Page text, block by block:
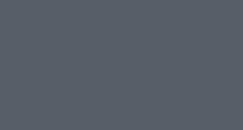
16.000 ξένοι στρατιώτες
στην Ουκρανία